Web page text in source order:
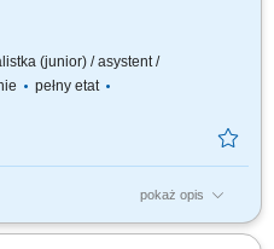
(junior) / asystent /
pełny etat
pokaż opis
recepcji, w tym weryfikacja wizyt i